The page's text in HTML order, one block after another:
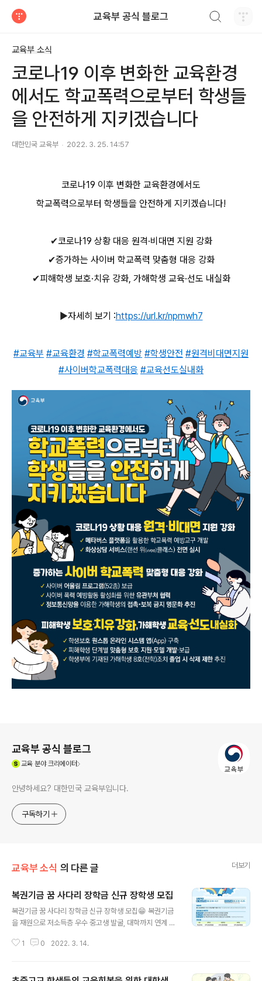
교육부 공식 블로그
교육부 소식
코로나19 이후 변화한 교육환경
에서도 학교폭력으로부터 학생들
을 안전하게 지키겠습니다
대한민국 교육부 2022. 3. 25. 14:57
코로나19 이후 변화한 교육환경에서도
학교폭력으로부터 학생들을 안전하게 지키겠습니다!
✔코로나19 상황 대응 원격·비대면 지원 강화
✔증가하는 사이버 학교폭력 맞춤형 대응 강화
✔피해학생 보호·치유 강화, 가해학생 교육·선도 내실화
▶자세히 보기 :https://url.kr/npmwh7
#교육부 #교육환경 #학교폭력예방 #학생안전 #원격비대면지원
#사이버학교폭력대응 #교육선도실내화
교육부 공식 블로그
교육분야 크리에이터
안녕하세요? 대한민국 교육부입니다.
구독하기
교육부 소식 의 다른 글 더보기
복권기금 꿈 사다리 장학금 신규 장학생 모집
복권기금 꿈 사다리 장학금 신규 장학생 모집😁 복권기금
을 재원으로 저소득층 우수 중고생 발굴, 대학까지 연계 지
꿈·재능 장학금 : 2022.3.14.~4.7. ✔SOS 장학금 : 202
1 0 2022. 3. 14.